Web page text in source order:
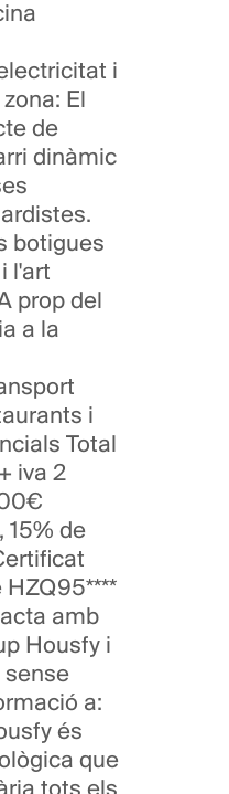
i
El
de
dinàmic
botigues
l'art
prop del
a la
i
Total
iva 2
15% de
HZQ95****
amb
Housfy i
sense
a:
és
que